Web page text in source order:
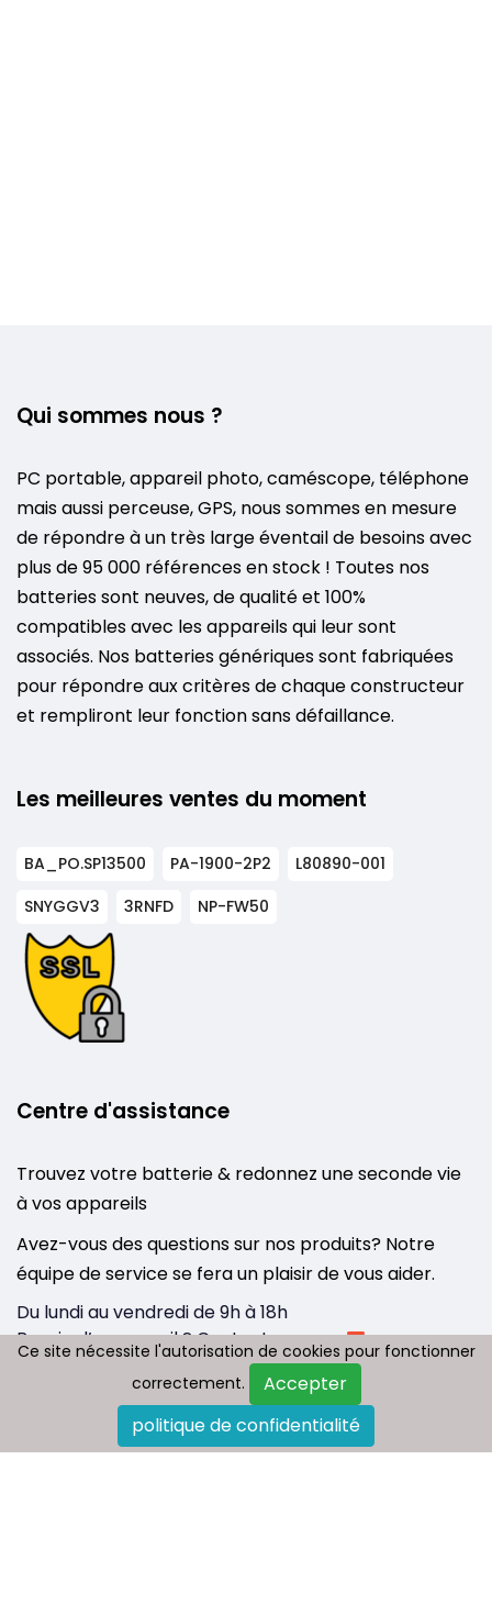
Qui sommes nous ?
PC portable, appareil photo, caméscope, téléphone
mais aussi perceuse, GPS, nous sommes en mesure
de répondre à un très large éventail de besoins avec
plus de 95 000 références en stock ! Toutes nos
batteries sont neuves, de qualité et 100%
compatibles avec les appareils qui leur sont
associés. Nos batteries génériques sont fabriquées
pour répondre aux critères de chaque constructeur
et rempliront leur fonction sans défaillance.
Les meilleures ventes du moment
BA_PO.SP13500 PA-1900-2P2
L80890-001
SNYGGV3
3RNFD NP-FW50
Centre d'assistance
Trouvez votre batterie & redonnez une seconde vie
à vos appareils
Avez-vous des questions sur nos produits? Notre
équipe de service se fera un plaisir de vous aider.
Du lundi au vendredi de 9h à 18h
Besoin d’un conseil ? Contactez-nous :
info@tousbatterie.com
Substack
Ce site nécessite l'autorisation de cookies pour fonctionner
correctement.
Accepter
politique de confidentialité
Ce site nécessite l'autorisation de cookies pour fonctionner
correctement.
Accepter
politique de confidentialité